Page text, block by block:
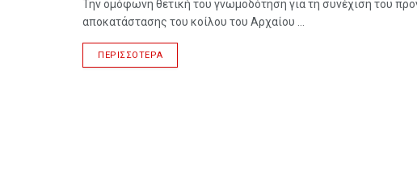
Την ομόφωνη θετική του γνωμοδότηση για τη συνέχιση του
αποκατάστασης του κοίλου του Αρχαίου ...
ΠΕΡΙΣΣΌΤΕΡΑ